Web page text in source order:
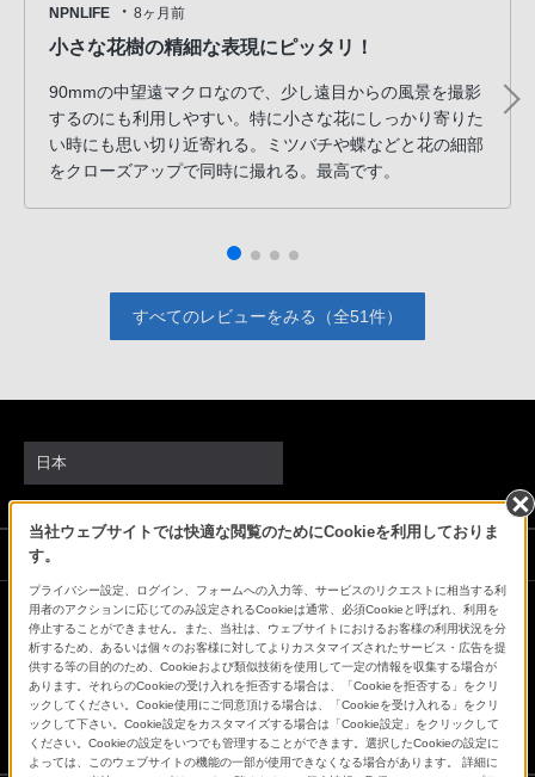
NPNLIFE ・ 8ヶ月前
小さな花樹の精細な表現にピッタリ！
90mmの中望遠マクロなので、少し遠目からの風景を撮影
するのにも利用しやすい。特に小さな花にしっかり寄りた
い時にも思い切り近寄れる。ミツバチや蝶などと花の細部
をクローズアップで同時に撮れる。最高です。
すべてのレビューをみる（全51件）
当社ウェブサイトでは快適な閲覧のためにCookieを利用しておりま
す。
プライバシー設定、ログイン、フォームへの入力等、サービスのリクエストに相当する利
用者のアクションに応じてのみ設定されるCookieは通常、必須Cookieと呼ばれ、利用を
停止することができません。また、当社は、ウェブサイトにおけるお客様の利用状況を分
析するため、あるいは個々のお客様に対してよりカスタマイズされたサービス・広告を提
供する等の目的のため、Cookieおよび類似技術を使用して一定の情報を収集する場合が
あります。それらのCookieの受け入れを拒否する場合は、「Cookieを拒否する」をクリ
ックしてください。Cookie使用にご同意頂ける場合は、「Cookieを受け入れる」をクリ
ックして下さい。Cookie設定をカスタマイズする場合は「Cookie設定」をクリックして
ください。Cookieの設定をいつでも管理することができます。選択したCookieの設定に
よっては、このウェブサイトの機能の一部が使用できなくなる場合があります。 詳細に
日本
ソニーストアでのお買い物にあたって
会社情報 採用情報 特約店のご案内
ニュースリリース
環境情報
My Sony 利用規約